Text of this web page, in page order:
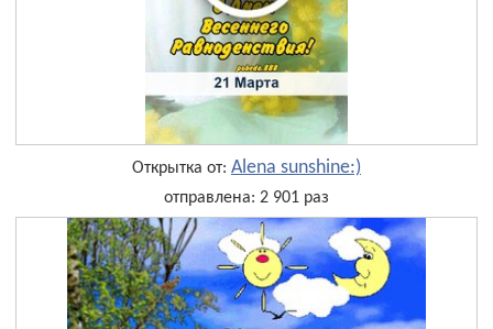
Открытка от: Alena sunshine:)
отправлена: 2 901 раз